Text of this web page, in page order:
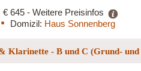
€ 645 - Weitere Preisinfos
Domizil: Haus Sonnenberg
Klarinette - B und C (Grund-